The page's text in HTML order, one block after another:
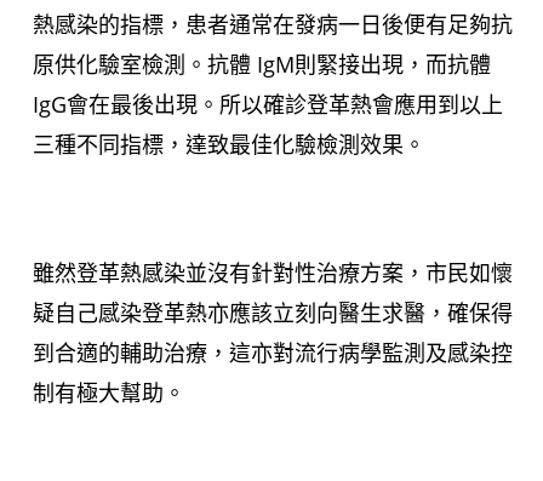
熱感染的指標，患者通常在發病一日後便有足夠抗
原供化驗室檢測。抗體 IgM則緊接出現，而抗體
IgG會在最後出現。所以確診登革熱會應用到以上
三種不同指標，達致最佳化驗檢測效果。
雖然登革熱感染並沒有針對性治療方案，市民如懷
疑自己感染登革熱亦應該立刻向醫生求醫，確保得
到合適的輔助治療，這亦對流行病學監測及感染控
制有極大幫助。